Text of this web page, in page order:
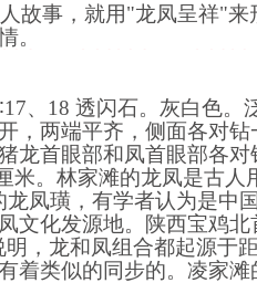
故事，就用"龙凤呈祥"来
。
、18 透闪石。灰白色
，两端平齐，侧面各对
龙首眼部和凤首眼部各
米。 林家滩的龙凤是古人
龙凤璜，有学者认为是中
文化发源地。 陕西宝鸡
，龙和凤组合都起源于
着类似的同步的。 凌家滩